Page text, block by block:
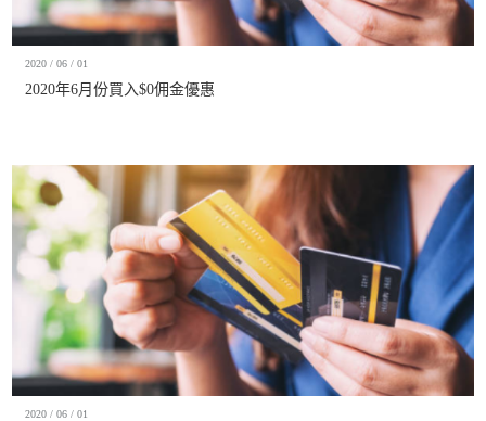
2020 / 06 / 01
2020年6月份買入$0佣金優惠
2020 / 06 / 01